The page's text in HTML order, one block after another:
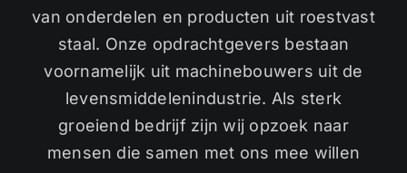
van onderdelen en producten uit roestvast
staal. Onze opdrachtgevers bestaan
voornamelijk uit machinebouwers uit de
levensmiddelenindustrie. Als sterk
groeiend bedrijf zijn wij opzoek naar
mensen die samen met ons mee willen